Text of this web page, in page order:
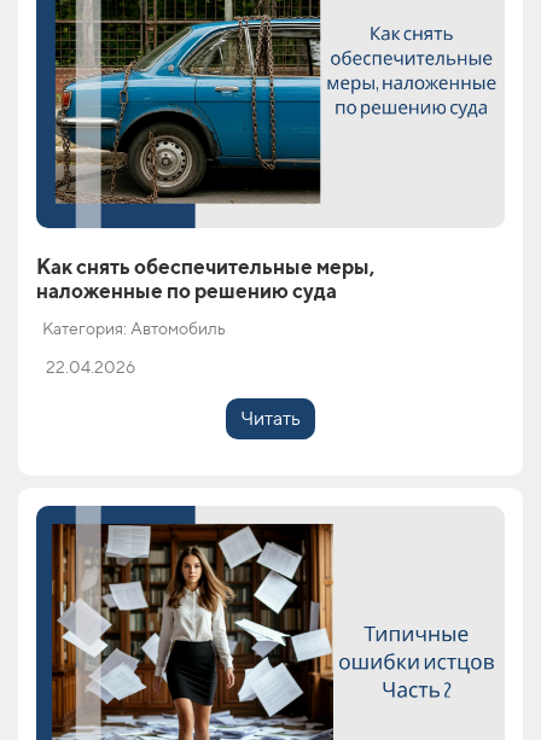
Как снять обеспечительные меры,
наложенные по решению суда
Категория: Автомобиль
22.04.2026
Читать